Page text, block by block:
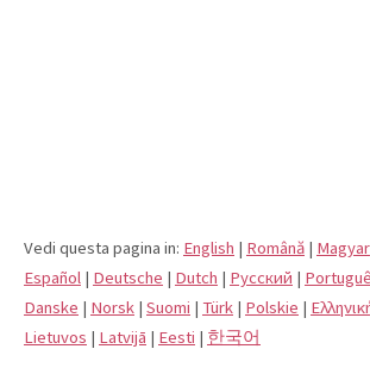
Vedi questa pagina in: English | Română | Magyar
Español | Deutsche | Dutch | Pусский |
Danske | Norsk | Suomi | Türk | Polskie |
Lietuvos | Latvijā | Eesti | 한국어